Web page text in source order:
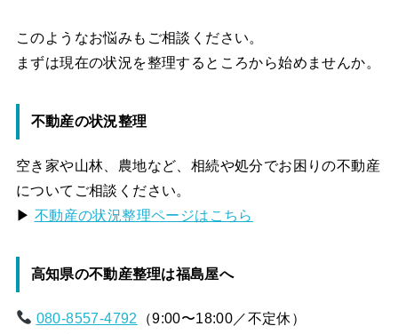
このようなお悩みもご相談ください。
まずは現在の状況を整理するところから始めませんか。
不動産の状況整理
空き家や山林、農地など、相続や処分でお困りの不動産
についてご相談ください。
▶ 不動産の状況整理ページはこちら
高知県の不動産整理は福島屋へ
080-8557-4792
（9:00〜18:00／不定休）